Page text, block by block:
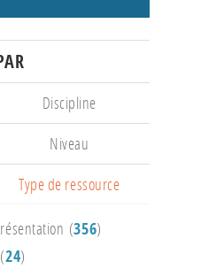
Discipline
Niveau
Type de ressource
(356)
24)